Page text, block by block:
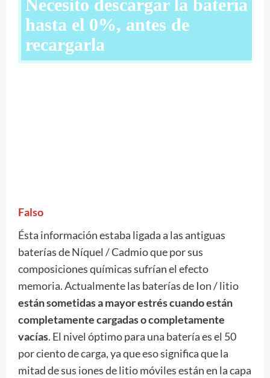
Necesito descargar la batería
hasta el 0%, antes de
recargarla
Falso
Ésta información estaba ligada a las antiguas
baterías de Níquel / Cadmio que por sus
composiciones químicas sufrían el efecto
memoria. Actualmente las baterías de Ion / litio
están sometidas a mayor estrés cuando están
completamente cargadas o completamente
vacías. El nivel óptimo para una batería es el 50
por ciento de carga, ya que eso significa que la
mitad de sus iones de litio móviles están en la capa